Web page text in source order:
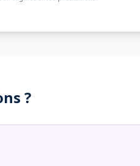
?